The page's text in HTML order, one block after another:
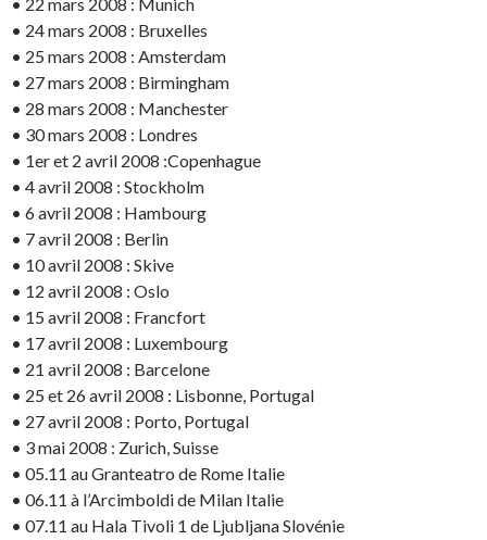
• 24 mars 2008 : Bruxelles
• 25 mars 2008 : Amsterdam
• 27 mars 2008 : Birmingham
• 28 mars 2008 : Manchester
• 30 mars 2008 : Londres
• 1er et 2 avril 2008 :Copenhague
• 4 avril 2008 : Stockholm
• 6 avril 2008 : Hambourg
• 7 avril 2008 : Berlin
• 10 avril 2008 : Skive
• 12 avril 2008 : Oslo
• 15 avril 2008 : Francfort
• 17 avril 2008 : Luxembourg
• 21 avril 2008 : Barcelone
• 25 et 26 avril 2008 : Lisbonne, Portugal
• 27 avril 2008 : Porto, Portugal
• 3 mai 2008 : Zurich, Suisse
• 05.11 au Granteatro de Rome Italie
• 06.11 à l’Arcimboldi de Milan Italie
• 07.11 au Hala Tivoli 1 de Ljubljana Slovénie